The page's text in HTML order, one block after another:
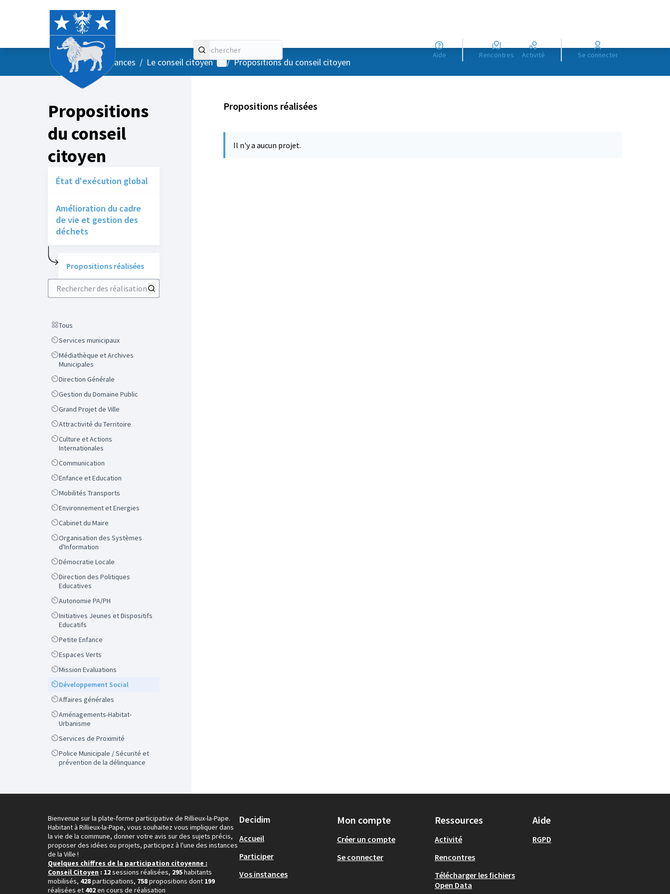
Aide Rencontres Activité Se connecter
AccueilMenu principal
/ Vos instances / Le conseil citoyen Menu utilisateur
/ Propositions du conseil citoyen
Propositions
du conseil
citoyen
État d'exécution global
Amélioration du cadre
de vie et gestion des
déchets
Propositions réalisées
Rechercher des réalisations
Scope
Tous
ScopeServices municipaux
Scope
Médiathèque et Archives
Municipales
ScopeDirection Générale
ScopeGestion du Domaine Public
ScopeGrand Projet de Ville
ScopeAttractivité du Territoire
Scope
Culture et Actions
Internationales
ScopeCommunication
ScopeEnfance et Education
ScopeMobilités Transports
ScopeEnvironnement et Energies
ScopeCabinet du Maire
Scope
Organisation des Systèmes
d'Information
ScopeDémocratie Locale
Scope
Direction des Politiques
Educatives
ScopeAutonomie PA/PH
Scope
Initiatives Jeunes et Dispositifs
Educatifs
ScopePetite Enfance
ScopeEspaces Verts
ScopeMission Evaluations
ScopeDéveloppement Social
ScopeAffaires générales
Scope
Aménagements-Habitat-
Urbanisme
ScopeServices de Proximité
Scope
Police Municipale / Sécurité et
prévention de la délinquance
Propositions réalisées
Il n'y a aucun projet.
Bienvenue sur la plate-forme participative de Rillieux-la-Pape.
Habitant à Rillieux-la-Pape, vous souhaitez vous impliquer dans
la vie de la commune, donner votre avis sur des sujets précis,
proposer des idées ou projets, participez à l'une des instances
de la Ville !
Quelques chiffres de la participation citoyenne :
Conseil Citoyen : 12sessions réalisées, 295habitants
mobilisés, 428participations, 758propositions dont 199
réalisées et 402en cours de réalisation
Decidim
Accueil
Participer
Vos instances
Mon compte
Créer un compte
Se connecter
Ressources
Activité
Rencontres
Télécharger les fichiers
Open Data
Aide
RGPD